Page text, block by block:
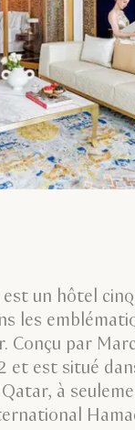
est un hôtel
les
Conçu par
et est situé
à